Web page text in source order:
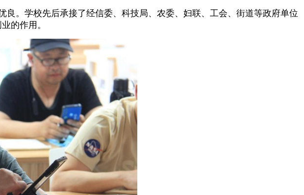
良。学校先后承接了经信委、科技局、农委、妇联、工会、街道等政府单位
的作用。